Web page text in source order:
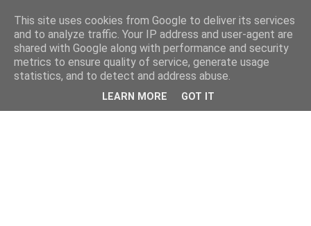
This site uses cookies from Google to deliver its services
and to analyze traffic. Your IP address and user-agent are
shared with Google along with performance and security
metrics to ensure quality of service, generate usage
statistics, and to detect and address abuse.
LEARN MORE GOT IT